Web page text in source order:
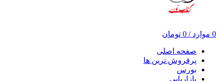
0 موارد /
0 تومان
صفحه اصلی
پرفروش ترین ها
بورس
بازاریابی